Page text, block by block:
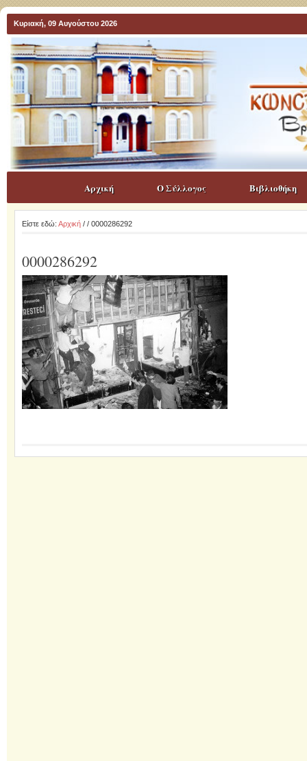
Κυριακή, 09 Αυγούστου 2026
Αρχική Ο Σύλλογος Βιβλιοθήκη
Είστε εδώ: Αρχική/ / 0000286292
0000286292